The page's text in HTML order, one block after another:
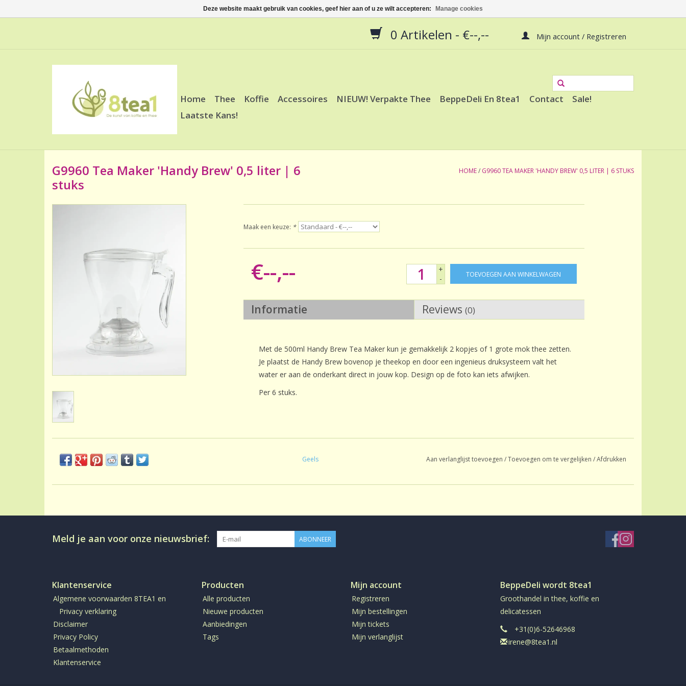
0 Artikelen - €--,-- Mijn account / Registreren
Home Thee Koffie Accessoires NIEUW! Verpakte Thee BeppeDeli En 8tea1 Contact
Sale!
Laatste Kans!
G9960 Tea Maker 'Handy Brew' 0,5 liter | 6
stuks
HOME/ G9960 TEA MAKER 'HANDY BREW' 0,5 LITER | 6 STUKS
Maak een keuze: *
€--,--
+
-
TOEVOEGEN AAN WINKELWAGEN
Informatie Reviews (0)
Met de 500ml Handy Brew Tea Maker kun je gemakkelijk 2 kopjes of 1 grote mok thee zetten.
Je plaatst de Handy Brew bovenop je theekop en door een ingenieus druksysteem valt het
water er aan de onderkant direct in jouw kop. Design op de foto kan iets afwijken.
Per 6 stuks.
Geels Aan verlanglijst toevoegen /Toevoegen om te vergelijken /Afdrukken
Meld je aan voor onze nieuwsbrief: ABONNEER
Klantenservice
Algemene voorwaarden 8TEA1 en
Privacy verklaring
Disclaimer
Privacy Policy
Betaalmethoden
Klantenservice
Producten
Alle producten
Nieuwe producten
Aanbiedingen
Tags
Mijn account
Registreren
Mijn bestellingen
Mijn tickets
Mijn verlanglijst
BeppeDeli wordt 8tea1
Groothandel in thee, koffie en
delicatessen
+31(0)6-52646968
irene@8tea1.nl
Deze website maakt gebruik van cookies, geef hier aan of u ze wilt accepteren: Manage cookies